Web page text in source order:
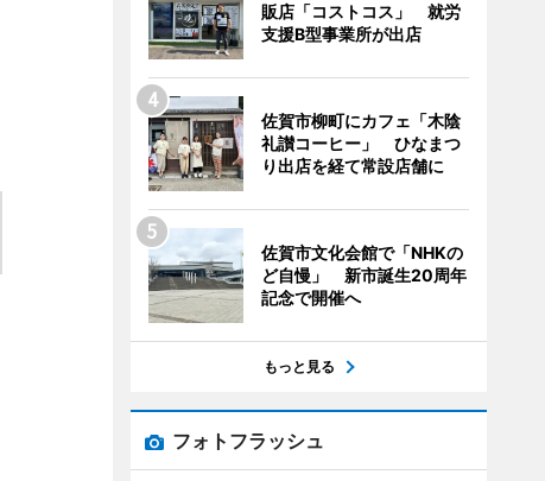
販店「コストコス」 就労
支援B型事業所が出店
佐賀市柳町にカフェ「木陰
礼讃コーヒー」 ひなまつ
り出店を経て常設店舗に
佐賀市文化会館で「NHKの
ど自慢」 新市誕生20周年
記念で開催へ
もっと見る
フォトフラッシュ